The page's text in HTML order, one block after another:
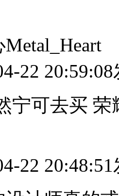
22
宁可去买 荣
22